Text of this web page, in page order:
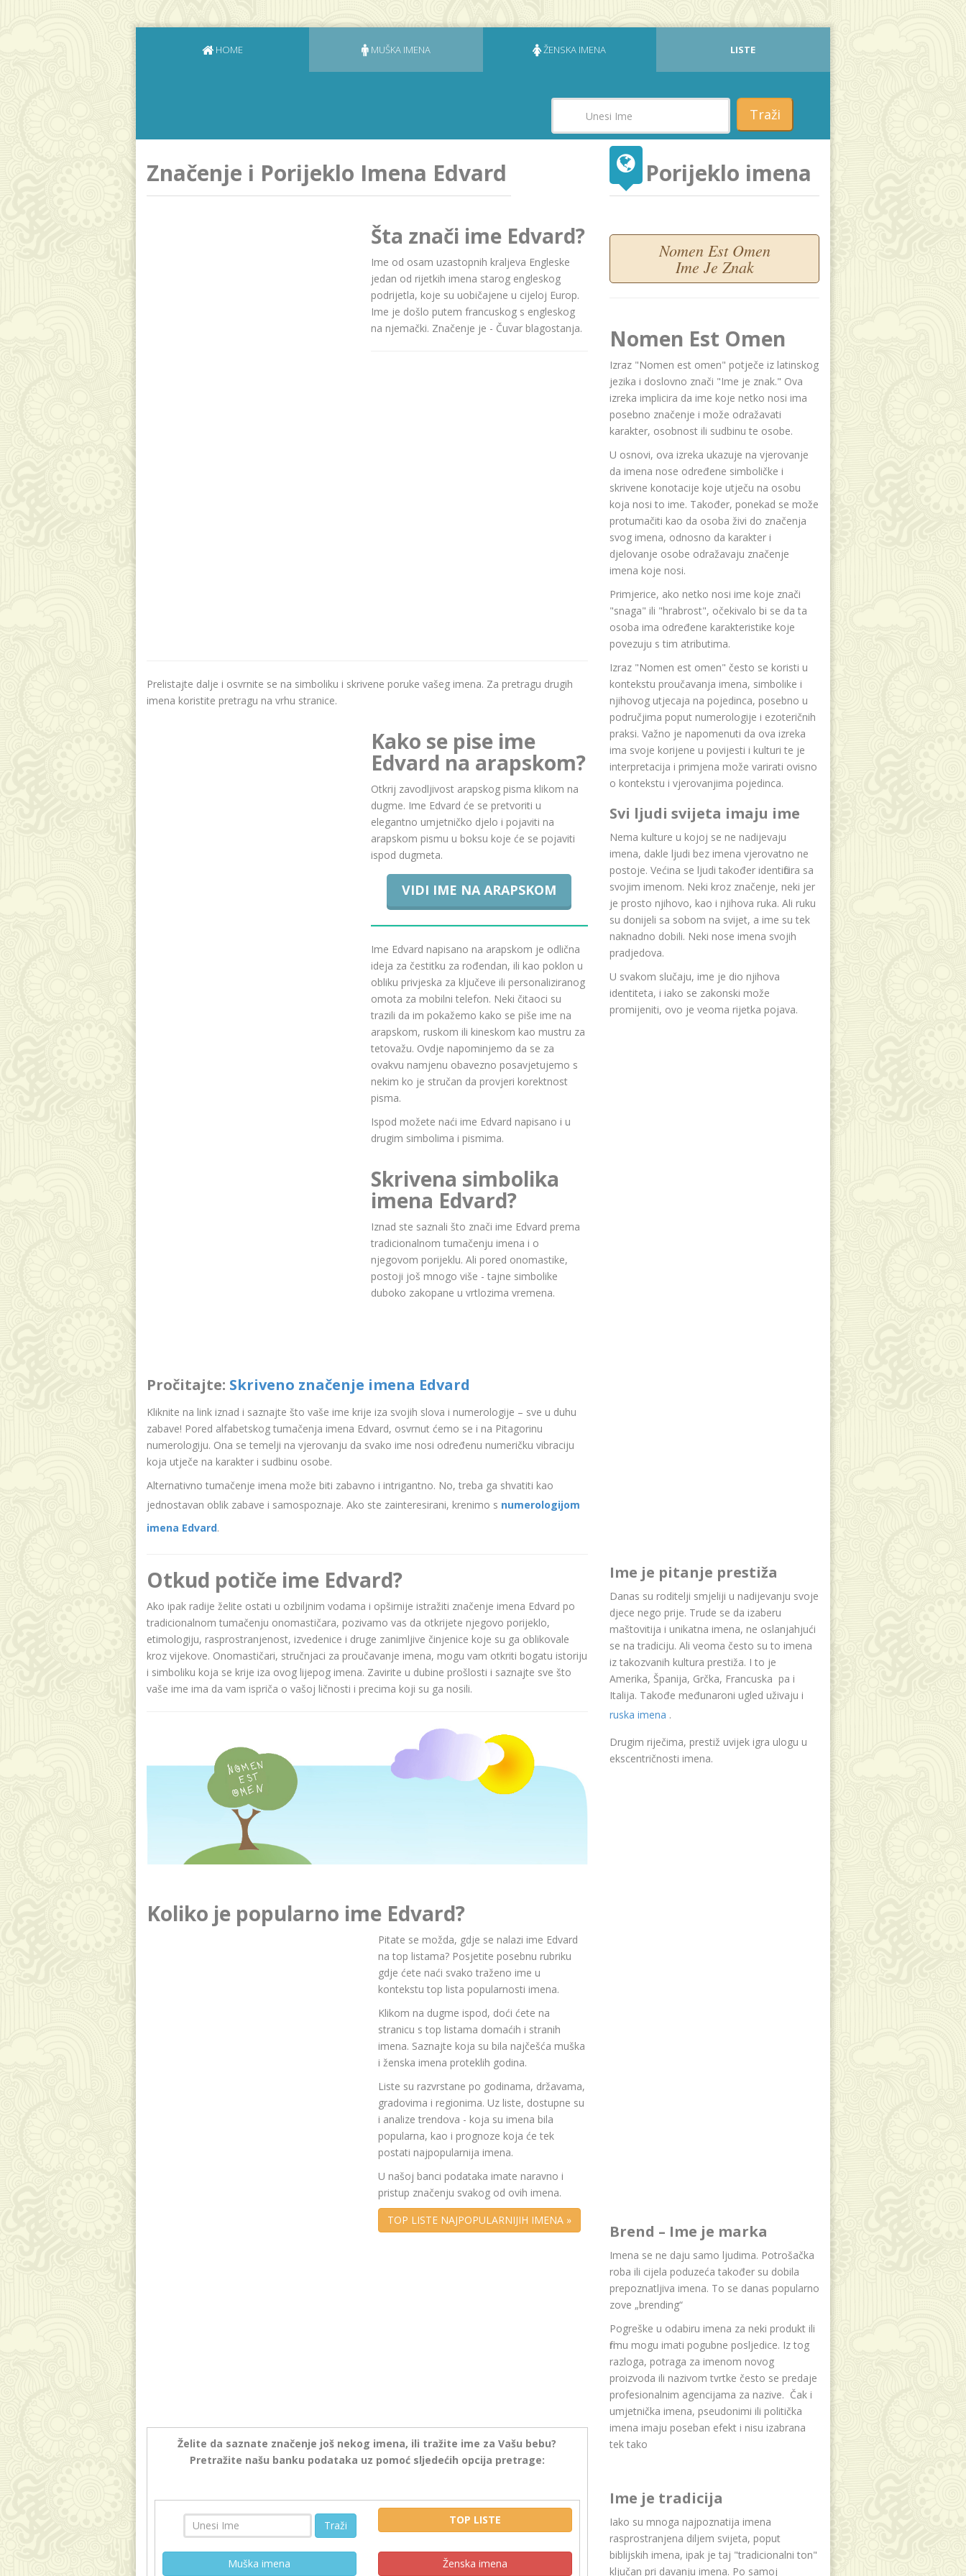
HOME MUŠKA IMENA ŽENSKA IMENA LISTE
Traži
Značenje i Porijeklo Imena Edvard
Šta znači ime Edvard?
Ime od osam uzastopnih kraljeva Engleske
jedan od rijetkih imena starog engleskog
podrijetla, koje su uobičajene u cijeloj Europ.
Ime je došlo putem francuskog s engleskog
na njemački. Značenje je - Čuvar blagostanja.
Prelistajte dalje i osvrnite se na simboliku i skrivene poruke vašeg imena. Za pretragu drugih
imena koristite pretragu na vrhu stranice.
Kako se pise ime
Edvard na arapskom?
Otkrij zavodljivost arapskog pisma klikom na
dugme. Ime Edvard će se pretvoriti u
elegantno umjetničko djelo i pojaviti na
arapskom pismu u boksu koje će se pojaviti
ispod dugmeta.
VIDI IME NA ARAPSKOM
Ime Edvard napisano na arapskom je odlična
ideja za čestitku za rođendan, ili kao poklon u
obliku privjeska za ključeve ili personaliziranog
omota za mobilni telefon. Neki čitaoci su
trazili da im pokažemo kako se piše ime na
arapskom, ruskom ili kineskom kao mustru za
tetovažu. Ovdje napominjemo da se za
ovakvu namjenu obavezno posavjetujemo s
nekim ko je stručan da provjeri korektnost
pisma.
Ispod možete naći ime Edvard napisano i u
drugim simbolima i pismima.
Skrivena simbolika
imena Edvard?
Iznad ste saznali što znači ime Edvard prema
tradicionalnom tumačenju imena i o
njegovom porijeklu. Ali pored onomastike,
postoji još mnogo više - tajne simbolike
duboko zakopane u vrtlozima vremena.
Pročitajte: Skriveno značenje imena Edvard
Kliknite na link iznad i saznajte što vaše ime krije iza svojih slova i numerologije – sve u duhu
zabave! Pored alfabetskog tumačenja imena Edvard, osvrnut ćemo se i na Pitagorinu
numerologiju. Ona se temelji na vjerovanju da svako ime nosi određenu numeričku vibraciju
koja utječe na karakter i sudbinu osobe.
Alternativno tumačenje imena može biti zabavno i intrigantno. No, treba ga shvatiti kao
jednostavan oblik zabave i samospoznaje. Ako ste zainteresirani, krenimo s numerologijom
imena Edvard.
Otkud potiče ime Edvard?
Ako ipak radije želite ostati u ozbiljnim vodama i opširnije istražiti značenje imena Edvard po
tradicionalnom tumačenju onomastičara, pozivamo vas da otkrijete njegovo porijeklo,
etimologiju, rasprostranjenost, izvedenice i druge zanimljive činjenice koje su ga oblikovale
kroz vijekove. Onomastičari, stručnjaci za proučavanje imena, mogu vam otkriti bogatu istoriju
i simboliku koja se krije iza ovog lijepog imena. Zavirite u dubine prošlosti i saznajte sve što
vaše ime ima da vam ispriča o vašoj ličnosti i precima koji su ga nosili.
Koliko je popularno ime Edvard?
Pitate se možda, gdje se nalazi ime Edvard
na top listama? Posjetite posebnu rubriku
gdje ćete naći svako traženo ime u
kontekstu top lista popularnosti imena.
Klikom na dugme ispod, doći ćete na
stranicu s top listama domaćih i stranih
imena. Saznajte koja su bila najčešća muška
i ženska imena proteklih godina.
Liste su razvrstane po godinama, državama,
gradovima i regionima. Uz liste, dostupne su
i analize trendova - koja su imena bila
popularna, kao i prognoze koja će tek
postati najpopularnija imena.
U našoj banci podataka imate naravno i
pristup značenju svakog od ovih imena.
TOP LISTE NAJPOPULARNIJIH IMENA »
Želite da saznate značenje još nekog imena, ili tražite ime za Vašu bebu?
Pretražite našu banku podataka uz pomoć sljedećih opcija pretrage:
Traži TOP LISTE
Muška imena Ženska imena
Porijeklo imena
Nomen Est Omen
Ime Je Znak
Nomen Est Omen
Izraz "Nomen est omen" potječe iz latinskog
jezika i doslovno znači "Ime je znak." Ova
izreka implicira da ime koje netko nosi ima
posebno značenje i može odražavati
karakter, osobnost ili sudbinu te osobe.
U osnovi, ova izreka ukazuje na vjerovanje
da imena nose određene simboličke i
skrivene konotacije koje utječu na osobu
koja nosi to ime. Također, ponekad se može
protumačiti kao da osoba živi do značenja
svog imena, odnosno da karakter i
djelovanje osobe odražavaju značenje
imena koje nosi.
Primjerice, ako netko nosi ime koje znači
"snaga" ili "hrabrost", očekivalo bi se da ta
osoba ima određene karakteristike koje
povezuju s tim atributima.
Izraz "Nomen est omen" često se koristi u
kontekstu proučavanja imena, simbolike i
njihovog utjecaja na pojedinca, posebno u
područjima poput numerologije i ezoteričnih
praksi. Važno je napomenuti da ova izreka
ima svoje korijene u povijesti i kulturi te je
interpretacija i primjena može varirati ovisno
o kontekstu i vjerovanjima pojedinca.
Svi ljudi svijeta imaju ime
Nema kulture u kojoj se ne nadijevaju
imena, dakle ljudi bez imena vjerovatno ne
postoje. Većina se ljudi također identificira sa
svojim imenom. Neki kroz značenje, neki jer
je prosto njihovo, kao i njihova ruka. Ali ruku
su donijeli sa sobom na svijet, a ime su tek
naknadno dobili. Neki nose imena svojih
pradjedova.
U svakom slučaju, ime je dio njihova
identiteta, i iako se zakonski može
promijeniti, ovo je veoma rijetka pojava.
Ime je pitanje prestiža
Danas su roditelji smjeliji u nadijevanju svoje
djece nego prije. Trude se da izaberu
maštovitija i unikatna imena, ne oslanjahjući
se na tradiciju. Ali veoma često su to imena
iz takozvanih kultura prestiža. I to je
Amerika, Španija, Grčka, Francuska pa i
Italija. Takođe međunaroni ugled uživaju i
ruska imena .
Drugim riječima, prestiž uvijek igra ulogu u
ekscentričnosti imena.
Brend – Ime je marka
Imena se ne daju samo ljudima. Potrošačka
roba ili cijela poduzeća također su dobila
prepoznatljiva imena. To se danas popularno
zove „brending“
Pogreške u odabiru imena za neki produkt ili
firmu mogu imati pogubne posljedice. Iz tog
razloga, potraga za imenom novog
proizvoda ili nazivom tvrtke često se predaje
profesionalnim agencijama za nazive. Čak i
umjetnička imena, pseudonimi ili politička
imena imaju poseban efekt i nisu izabrana
tek tako
Ime je tradicija
Iako su mnoga najpoznatija imena
rasprostranjena diljem svijeta, poput
biblijskih imena, ipak je taj "tradicionalni ton"
ključan pri davanju imena. Po samoj